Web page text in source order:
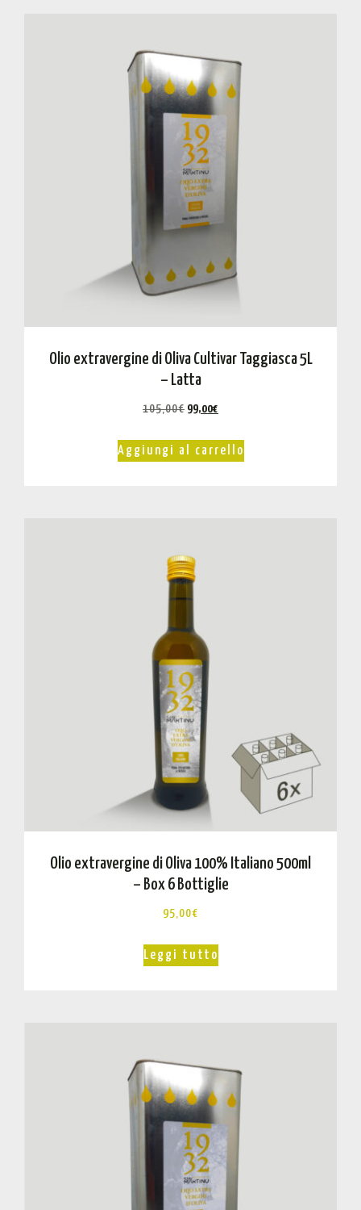
Olio extravergine di Oliva Cultivar Taggiasca 5L
– Latta
105,00€ 99,00€
Aggiungi al carrello
Olio extravergine di Oliva 100% Italiano 500ml
– Box 6 Bottiglie
95,00€
Leggi tutto